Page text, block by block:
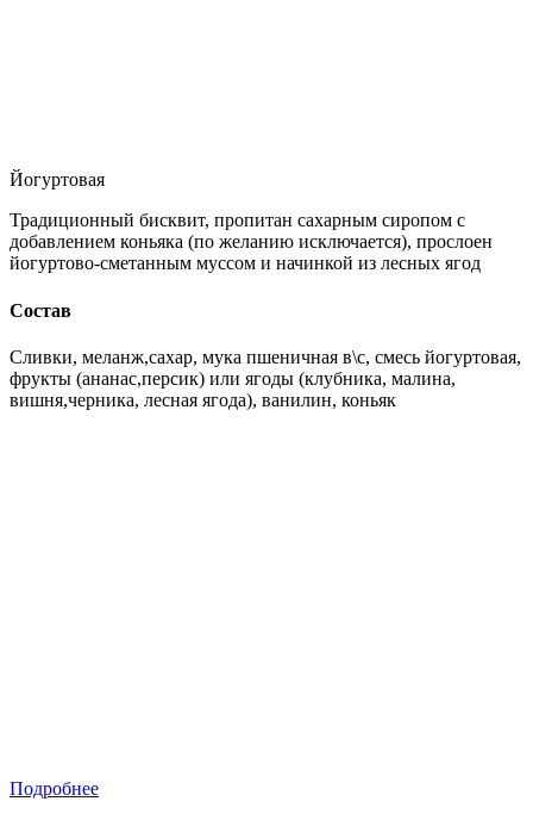
Йогуртовая
Традиционный бисквит, пропитан сахарным сиропом с
добавлением коньяка (по желанию исключается), прослоен
йогуртово-сметанным муссом и начинкой из лесных ягод
Состав
Сливки, меланж,сахар, мука пшеничная в\с, смесь йогуртовая,
фрукты (ананас,персик) или ягоды (клубника, малина,
вишня,черника, лесная ягода), ванилин, коньяк
Подробнее